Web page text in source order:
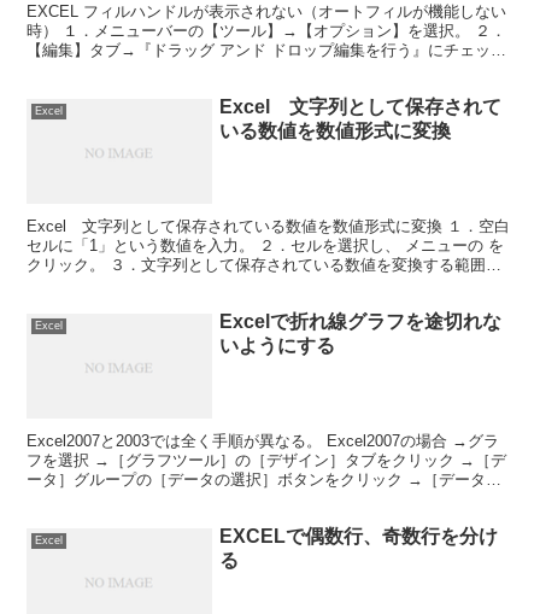
EXCEL フィルハンドルが表示されない（オートフィルが機能しない
時） １．メニューバーの【ツール】→【オプション】を選択。 ２．
【編集】タブ→『ドラッグ アンド ドロップ編集を行う』にチェック
Excel
Excel 文字列として保存されて
いる数値を数値形式に変換
Excel 文字列として保存されている数値を数値形式に変換 １．空白
セルに「1」という数値を入力。 ２．セルを選択し、 メニューの を
クリック。 ３．文字列として保存されている数値を変換する範囲を
Excel
Excelで折れ線グラフを途切れな
いようにする
Excel2007と2003では全く手順が異なる。 Excel2007の場合 →グラ
フを選択 →［グラフツール］の［デザイン］タブをクリック →［デ
ータ］グループの［データの選択］ボタンをクリック →［データソ
Excel
EXCELで偶数行、奇数行を分け
る